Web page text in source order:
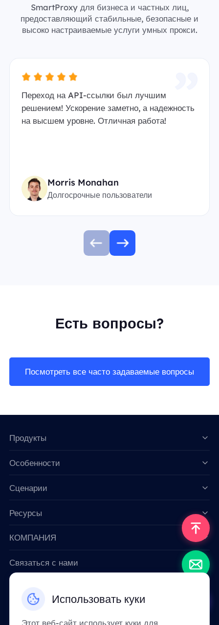
SmartProxy для бизнеса и частных лиц,
предоставляющий стабильные, безопасные и
высоко настраиваемые услуги умных прокси.
Переход на API-ссылки был лучшим
решением! Ускорение заметно, а надежность
на высшем уровне. Отличная работа!
Morris Monahan
Долгосрочные пользователи
Есть вопросы?
Посмотреть все часто задаваемые вопросы
Использовать куки
Этот веб-сайт использует куки для
Продукты
Особенности
Сценарии
Ресурсы
КОМПАНИЯ
Связаться с нами